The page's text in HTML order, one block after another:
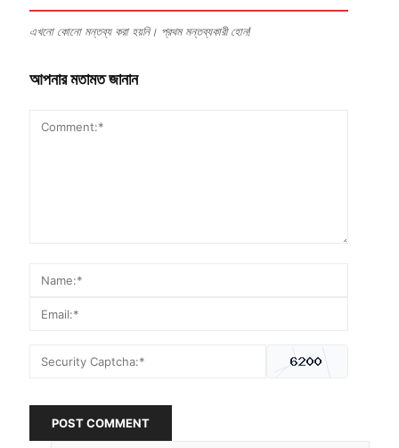
এখনো কোনো মন্তব্য করা হয়নি। প্রথম মন্তব্যকারী হোন!
আপনার মতামত জানান
POST COMMENT